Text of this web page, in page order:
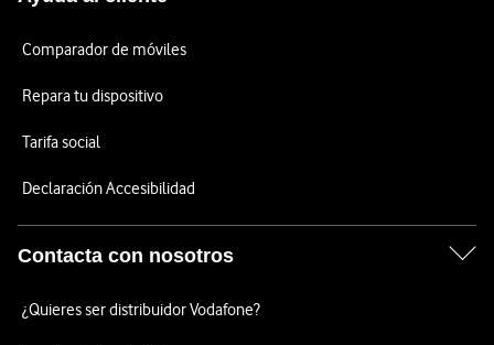
Comparador de móviles
Repara tu dispositivo
Tarifa social
Declaración Accesibilidad
Contacta con nosotros
¿Quieres ser distribuidor Vodafone?